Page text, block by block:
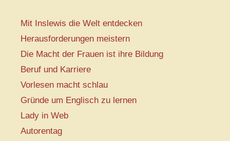
Mit Inslewis die Welt entdecken
Herausforderungen meistern
Die Macht der Frauen ist ihre Bildung
Beruf und Karriere
Vorlesen macht schlau
Gründe um Englisch zu lernen
Lady in Web
Autorentag